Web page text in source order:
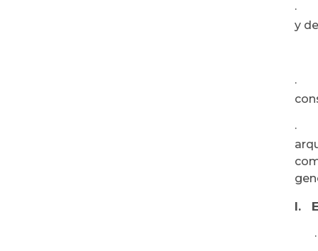
y
I.